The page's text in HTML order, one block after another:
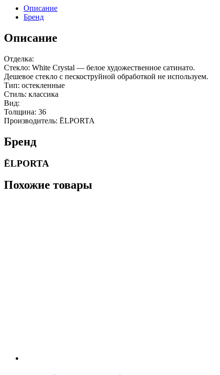
Описание
Бренд
Описание
Отделка:
Стекло: White Сrystal — белое художественное сатинато.
Дешевое стекло с пескоструйной обработкой не используем.
Тип: остекленные
Стиль: классика
Вид:
Толщина: 36
Производитель: ĒLPORTA
Бренд
ĒLPORTA
Похожие товары